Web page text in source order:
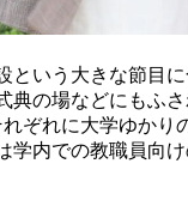
いう大きな節目
の場などにもふ
ぞれに大学ゆかり
内での教職員向け